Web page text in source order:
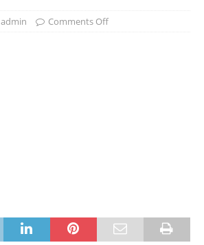
admin Comments Off